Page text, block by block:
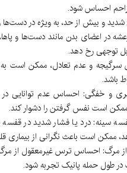
احساس شود.
و بیش از حد، به ویژه در دست‌ها
در اعضای بدن مانند دست‌ها و
توجهی رخ دهد.
و عدم تعادل، ممکن است
باشد.
و خفگی: احساس عدم توانایی
است نفس گرفتن را دشوار کند.
سینه: درد یا فشار شدید در
ممکن است باعث نگرانی از بیماری
مرگ: احساس ترس غیرمعقول از مرگ
طول حمله پانیک تجربه شود.